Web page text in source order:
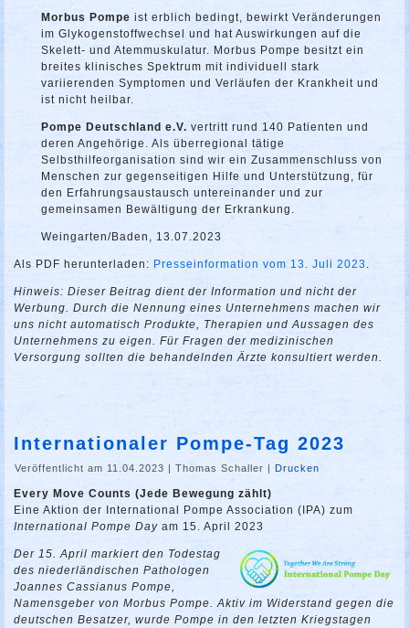
Morbus Pompe ist erblich bedingt, bewirkt Veränderungen
im Glykogenstoffwechsel und hat Auswirkungen auf die
Skelett- und Atemmuskulatur. Morbus Pompe besitzt ein
breites klinisches Spektrum mit individuell stark
variierenden Symptomen und Verläufen der Krankheit und
ist nicht heilbar.
Pompe Deutschland e.V. vertritt rund 140 Patienten und
deren Angehörige. Als überregional tätige
Selbsthilfeorganisation sind wir ein Zusammenschluss von
Menschen zur gegenseitigen Hilfe und Unterstützung, für
den Erfahrungsaustausch untereinander und zur
gemeinsamen Bewältigung der Erkrankung.
Weingarten/Baden, 13.07.2023
Als PDF herunterladen: Presseinformation vom 13. Juli 2023
Hinweis: Dieser Beitrag dient der Information und nicht der
Werbung. Durch die Nennung eines Unternehmens machen wir
uns nicht automatisch Produkte, Therapien und Aussagen des
Unternehmens zu eigen. Für Fragen der medizinischen
Versorgung sollten die behandelnden Ärzte konsultiert werden.
Internationaler Pompe-Tag 2023
Veröffentlicht am 11.04.2023 |Thomas Schaller |Drucken
Every Move Counts (Jede Bewegung zählt)
Eine Aktion der International Pompe Association (IPA) zum
International Pompe Day am 15. April 2023
Der 15. April markiert den Todestag
des niederländischen Pathologen
Joannes Cassianus Pompe,
Namensgeber von Morbus Pompe. Aktiv im Widerstand gegen die
deutschen Besatzer, wurde Pompe in den letzten Kriegstagen